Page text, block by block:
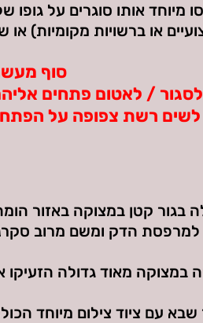
מיוחד אותו סוגרים על גופו
או ברשויות מקומיות)
סוף
/ לאטום פתחים
לשים רשת צפופה על
קטן במצוקה באזור
הדק ומשם מרוב
במצוקה מאוד גדולה
עם ציוד צילום מיוחד